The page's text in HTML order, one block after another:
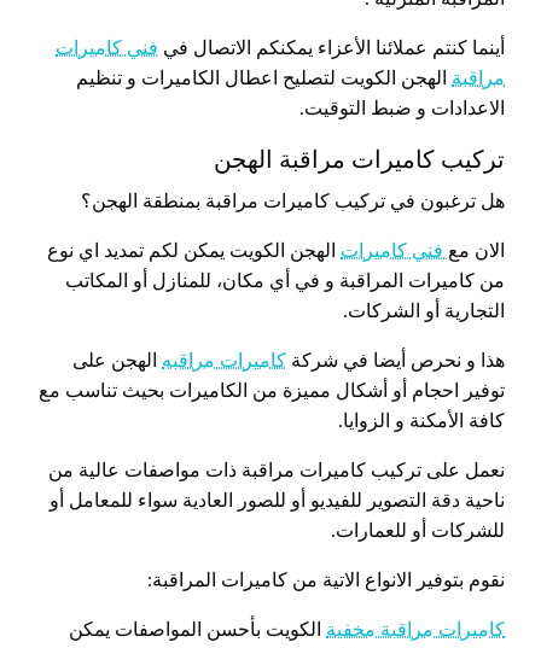
أينما كنتم عملائنا الأعزاء يمكنكم الاتصال في فني كاميرات
مراقبة الهجن الكويت لتصليح اعطال الكاميرات و تنظيم
الاعدادات و ضبط التوقيت.
تركيب كاميرات مراقبة الهجن
هل ترغبون في تركيب كاميرات مراقبة بمنطقة الهجن؟
الان مع فني كاميرات الهجن الكويت يمكن لكم تمديد اي نوع
من كاميرات المراقبة و في أي مكان، للمنازل أو المكاتب
التجارية أو الشركات.
هذا و نحرص أيضا في شركة كاميرات مراقبه الهجن على
توفير احجام أو أشكال مميزة من الكاميرات بحيث تناسب مع
كافة الأمكنة و الزوايا.
نعمل على تركيب كاميرات مراقبة ذات مواصفات عالية من
ناحية دقة التصوير للفيديو أو للصور العادية سواء للمعامل أو
للشركات أو للعمارات.
نقوم بتوفير الانواع الاتية من كاميرات المراقبة:
كاميرات مراقبة مخفية الكويت بأحسن المواصفات يمكن